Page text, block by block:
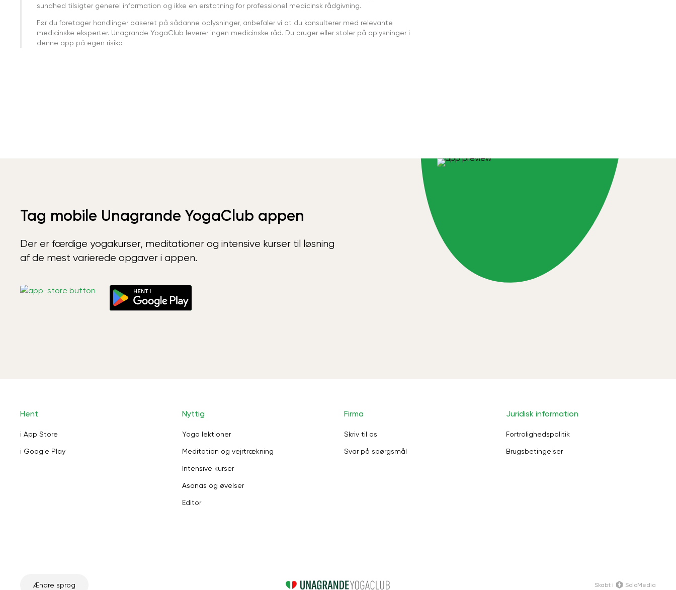
sundhed tilsigter generel information og ikke en erstatning for professionel medicinsk rådgivning.
Før du foretager handlinger baseret på sådanne oplysninger, anbefaler vi at du konsulterer med relevante
medicinske eksperter. Unagrande YogaClub leverer ingen medicinske råd. Du bruger eller stoler på oplysninger i
denne app på egen risiko.
Tag mobile Unagrande YogaClub appen
Der er færdige yogakurser, meditationer og intensive kurser til løsning
af de mest varierede opgaver i appen.
Hent
i App Store
i Google Play
Nyttig
Yoga lektioner
Meditation og vejrtrækning
Intensive kurser
Asanas og øvelser
Editor
Firma
Skriv til os
Svar på spørgsmål
Juridisk information
Fortrolighedspolitik
Brugsbetingelser
Ændre sprog Skabt i SoloMedia